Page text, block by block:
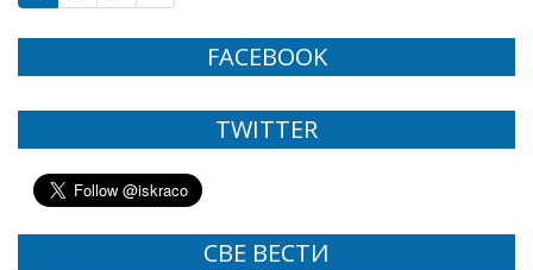
FACEBOOK
TWITTER
СВЕ ВЕСТИ